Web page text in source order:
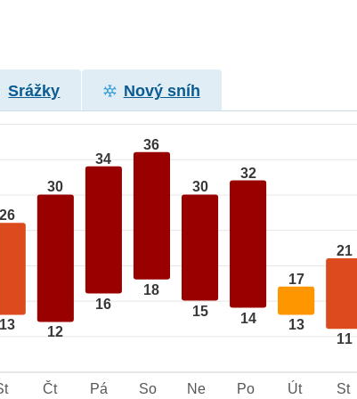
Srážky Nový sníh
26
13
30
12
34
16
36
18
30
15
32
14
17
13
21
11
Čt Pá So Ne Po Út St